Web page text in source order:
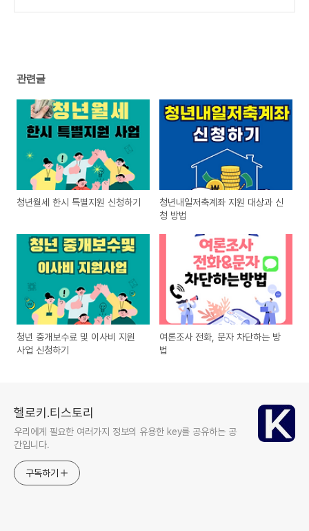
관련글
청년월세 한시 특별지원 신청하기
청년내일저축계좌 지원 대상과 신
청 방법
청년 중개보수료 및 이사비 지원
사업 신청하기
여론조사 전화, 문자 차단하는 방
법
헬로키.티스토리
우리에게 필요한 여러가지 정보의 유용한 key를 공유하는 공
간입니다.
구독하기